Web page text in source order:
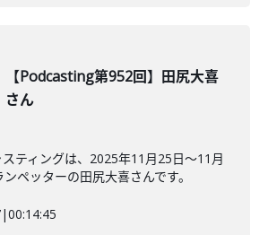
【Podcasting第952回】田尻大喜
さん
ティングは、2025年11月25日〜11月
ペッターの田尻大喜さんです。
|00:14:45